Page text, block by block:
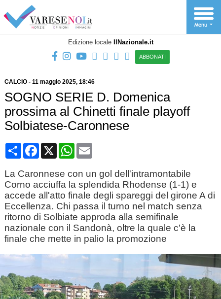
Edizione locale IlNazionale.it
ABBONATI
CALCIO- 11 maggio 2025, 18:46
SOGNO SERIE D. Domenica
prossima al Chinetti finale playoff
Solbiatese-Caronnese
CondividiFacebook
X WhatsApp
Email
La Caronnese con un gol dell'intramontabile
Corno acciuffa la splendida Rhodense (1-1) e
accede all'atto finale degli spareggi del girone A di
Eccellenza. Chi passa il turno nel match senza
ritorno di Solbiate approda alla semifinale
nazionale con il Sandonà, oltre la quale c'è la
finale che mette in palio la promozione